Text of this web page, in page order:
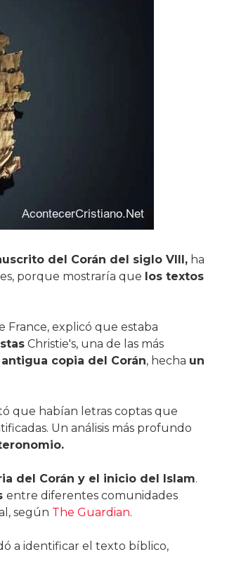
del Corán del siglo VIII,ha
porque mostraría que los textos
France, explicó que estaba
Christie's, una de las más
antigua copia del Corán, hecha un
que habían letras coptas que
Un análisis más profundo
del Corán y el inicio del Islam.
entre diferentes comunidades
según The Guardian.
a identificar el texto bíblico,